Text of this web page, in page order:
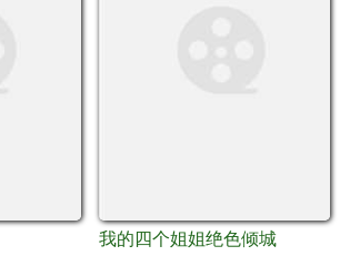
我的四个姐姐绝色倾城